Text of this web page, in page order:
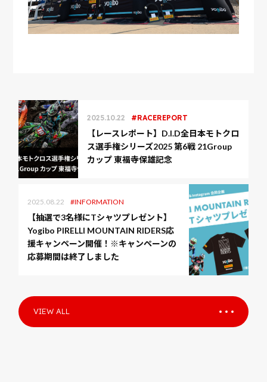
2025.10.22 RACEREPORT
【レースレポート】D.I.D全日本モトクロ
ス選手権シリーズ2025 第6戦 21Group
カップ 東福寺保雄記念
2025.08.22 INFORMATION
【抽選で3名様にTシャツプレゼント】
Yogibo PIRELLI MOUNTAIN RIDERS応
援キャンペーン開催！※キャンペーンの
応募期間は終了しました
VIEW ALL